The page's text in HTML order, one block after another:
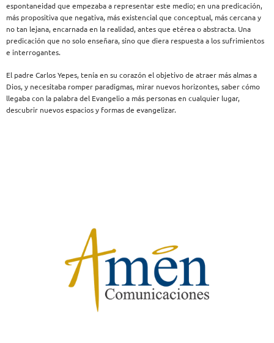
espontaneidad que empezaba a representar este medio; en una predicación,
más propositiva que negativa, más existencial que conceptual, más cercana y
no tan lejana, encarnada en la realidad, antes que etérea o abstracta. Una
predicación que no solo enseñara, sino que diera respuesta a los sufrimientos
e interrogantes.
El padre Carlos Yepes, tenía en su corazón el objetivo de atraer más almas a
Dios, y necesitaba romper paradigmas, mirar nuevos horizontes, saber cómo
llegaba con la palabra del Evangelio a más personas en cualquier lugar,
descubrir nuevos espacios y formas de evangelizar.